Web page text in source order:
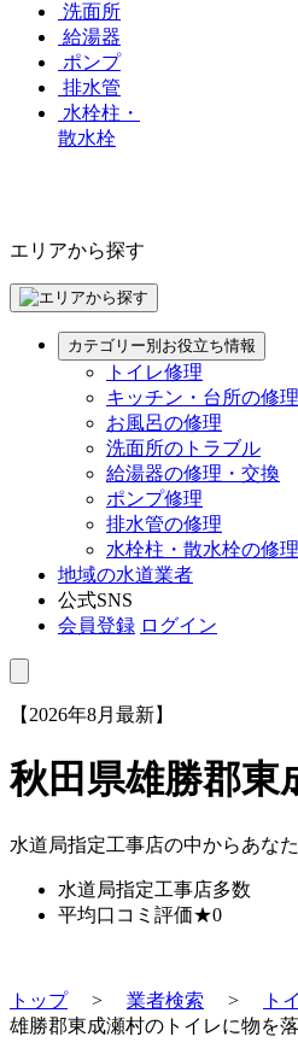
洗面所
給湯器
ポンプ
排水管
水栓柱・
散水栓
エリアから探す
カテゴリー別お役立ち情報
トイレ修理
キッチン・台所の修理
お風呂の修理
洗面所のトラブル
給湯器の修理・交換
ポンプ修理
排水管の修理
水栓柱・散水栓の修理
地域の水道業者
公式SNS
会員登録 ログイン
【2026年8月最新】
秋田県雄勝郡東
水道局指定工事店の中からあな
水道局指定工事店多数
平均口コミ評価★0
トップ> 業者検索 > ト
雄勝郡東成瀬村のトイレに物を